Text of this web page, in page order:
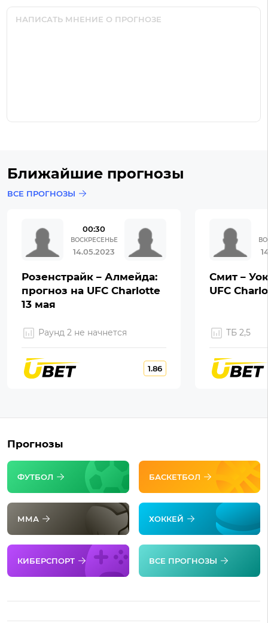
Ближайшие прогнозы
ВСЕ ПРОГНОЗЫ
00:30
ВОСКРЕСЕНЬЕ
14.05.2023
Розенстрайк – Алмейда:
прогноз на UFC Charlotte
13 мая
Раунд 2 не начнется
1.86
Смит –
UFC
ТБ 2,5
Прогнозы
ФУТБОЛ БАСКЕТБОЛ
ММА ХОККЕЙ
КИБЕРСПОРТ ВСЕ ПРОГНОЗЫ